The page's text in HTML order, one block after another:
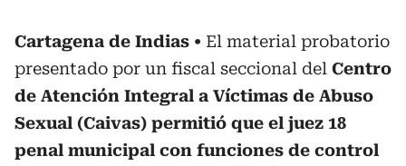
Cartagena de Indias
El material probatorio
presentado por un fiscal seccional del Centro
de Atención Integral a Víctimas de Abuso
Sexual (Caivas) permitió que el juez 18
penal municipal con funciones de control